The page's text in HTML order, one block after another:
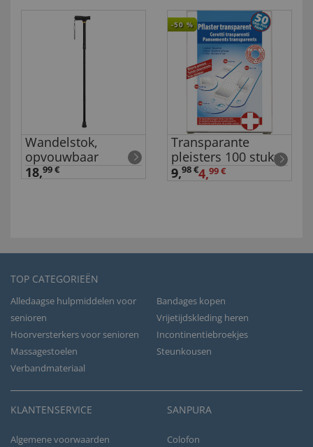
Wandelstok,
opvouwbaar
18,99 €
-50 %
Transparante
pleisters 100 stuks
9,98 €4,99 €
TOP CATEGORIEËN
Alledaagse hulpmiddelen voor
senioren
Bandages kopen
Vrijetijdskleding heren
Hoorversterkers voor senioren
Incontinentiebroekjes
Massagestoelen
Steunkousen
Verbandmateriaal
KLANTENSERVICE
Algemene voorwaarden
SANPURA
Colofon